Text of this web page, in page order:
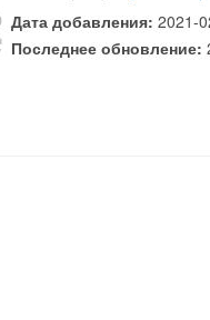
Дата добавления: 2021-
Последнее обновление: